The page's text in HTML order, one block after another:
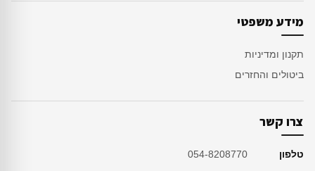
מידע משפטי
תקנון ומדיניות
ביטולים והחזרים
צרו קשר
טלפון
054-8208770